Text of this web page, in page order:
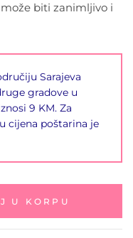
biti zanimljivo i
Sarajeva
gradove u
9 KM. Za
cijena poštarina je
U KORPU